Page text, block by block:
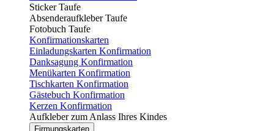
Sticker Taufe
Absenderaufkleber Taufe
Fotobuch Taufe
Konfirmationskarten
Einladungskarten Konfirmation
Danksagung Konfirmation
Menükarten Konfirmation
Tischkarten Konfirmation
Gästebuch Konfirmation
Kerzen Konfirmation
Aufkleber zum Anlass Ihres Kindes
Firmungskarten